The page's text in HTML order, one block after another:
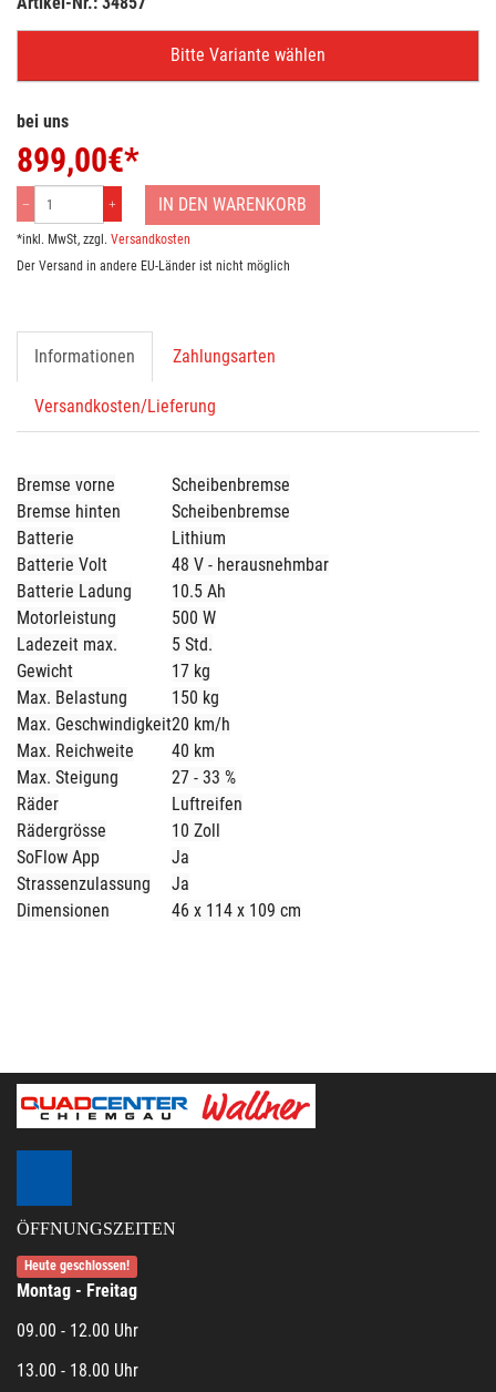
Bitte Variante wählen
bei uns
899,00€*
IN DEN WARENKORB
*inkl. MwSt, zzgl. Versandkosten
Der Versand in andere EU-Länder ist nicht möglich
Informationen Zahlungsarten
Versandkosten/Lieferung
Bremse vorne
Scheibenbremse
Bremse hinten
Scheibenbremse
Batterie
Lithium
Batterie Volt
48 V - herausnehmbar
Batterie Ladung
10.5 Ah
Motorleistung
500 W
Ladezeit max.
5 Std.
Gewicht
17 kg
Max. Belastung
150 kg
Max. Geschwindigkeit20 km/h
Max. Reichweite
40 km
Max. Steigung
27 - 33 %
Räder
Luftreifen
Rädergrösse
10 Zoll
SoFlow App
Ja
Strassenzulassung
Ja
Dimensionen
46 x 114 x 109 cm
ÖFFNUNGSZEITEN
Heute geschlossen!
Montag - Freitag
09.00 - 12.00 Uhr
13.00 - 18.00 Uhr